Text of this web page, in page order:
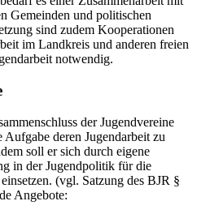
Gemeinden und politischen
sind zudem Kooperationen
im Landkreis und anderen freien
notwendig.
der Jugendvereine
deren Jugendarbeit zu
soll er sich durch eigene
in der Jugendpolitik für die
(vgl. Satzung des BJR §
Angebote: